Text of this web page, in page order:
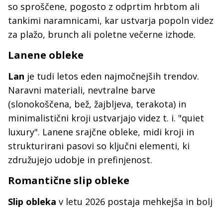
so sproščene, pogosto z odprtim hrbtom ali
tankimi naramnicami, kar ustvarja popoln videz
za plažo, brunch ali poletne večerne izhode.
Lanene obleke
Lan je tudi letos eden najmočnejših trendov.
Naravni materiali, nevtralne barve
(slonokoščena, bež, žajbljeva, terakota) in
minimalistični kroji ustvarjajo videz t. i. "quiet
luxury". Lanene srajčne obleke, midi kroji in
strukturirani pasovi so ključni elementi, ki
združujejo udobje in prefinjenost.
Romantične slip obleke
Slip obleka v letu 2026 postaja mehkejša in bolj